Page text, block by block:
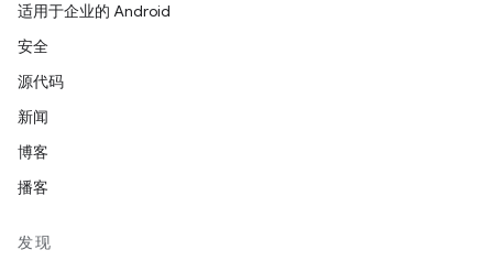
适用于企业的 Android
安全
源代码
新闻
博客
播客
发现